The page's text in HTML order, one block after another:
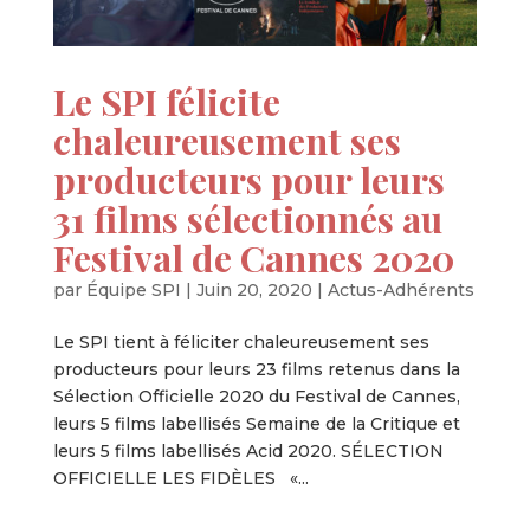
Le SPI félicite
chaleureusement ses
producteurs pour leurs
31 films sélectionnés au
Festival de Cannes 2020
par Équipe SPI Juin 20, 2020 Actus-Adhérents
Le SPI tient à féliciter chaleureusement ses
producteurs pour leurs 23 films retenus dans la
Sélection Officielle 2020 du Festival de Cannes,
leurs 5 films labellisés Semaine de la Critique et
leurs 5 films labellisés Acid 2020. SÉLECTION
OFFICIELLE LES FIDÈLES «...